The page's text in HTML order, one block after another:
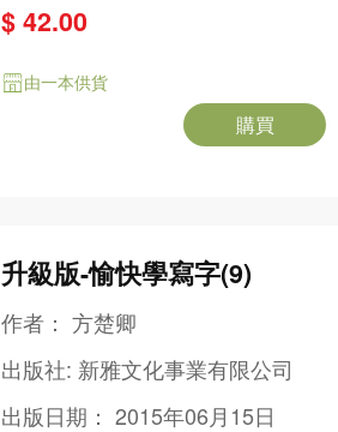
$ 42.00
由一本供貨
購買
升級版-愉快學寫字(9)
作者：方楚卿
出版社: 新雅文化事業有限公司
出版日期：2015年06月15日